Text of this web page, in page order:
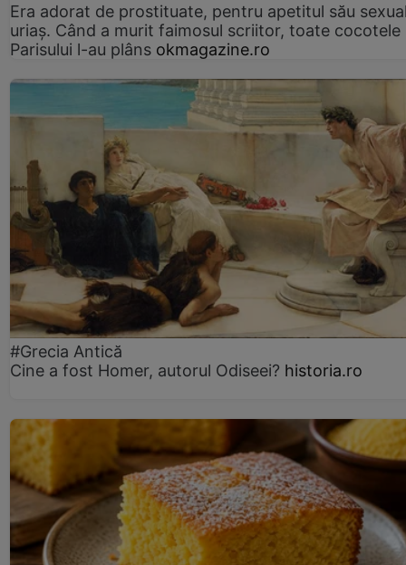
Era adorat de prostituate, pentru apetitul său
uriaș. Când a murit faimosul scriitor, toate cocotele
Parisului l-au plâns okmagazine.ro
#Grecia Antică
Cine a fost Homer, autorul Odiseei? historia.ro